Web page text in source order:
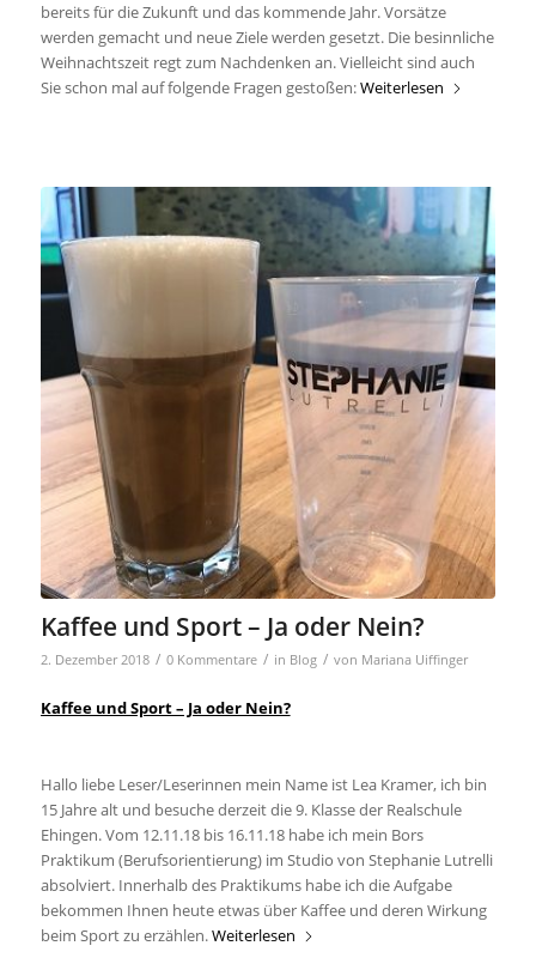
bereits für die Zukunft und das kommende Jahr. Vorsätze
werden gemacht und neue Ziele werden gesetzt. Die besinnliche
Weihnachtszeit regt zum Nachdenken an. Vielleicht sind auch
Sie schon mal auf folgende Fragen gestoßen:Weiterlesen
Kaffee und Sport – Ja oder Nein?
2. Dezember 2018 / 0 Kommentare / in Blog / von Mariana Uiffinger
Kaffee und Sport – Ja oder Nein?
Hallo liebe Leser/Leserinnen mein Name ist Lea Kramer, ich bin
15 Jahre alt und besuche derzeit die 9. Klasse der Realschule
Ehingen. Vom 12.11.18 bis 16.11.18 habe ich mein Bors
Praktikum (Berufsorientierung) im Studio von Stephanie Lutrelli
absolviert. Innerhalb des Praktikums habe ich die Aufgabe
bekommen Ihnen heute etwas über Kaffee und deren Wirkung
beim Sport zu erzählen.Weiterlesen